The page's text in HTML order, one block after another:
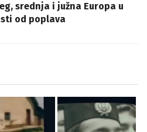
srednja i južna Europa u
od poplava